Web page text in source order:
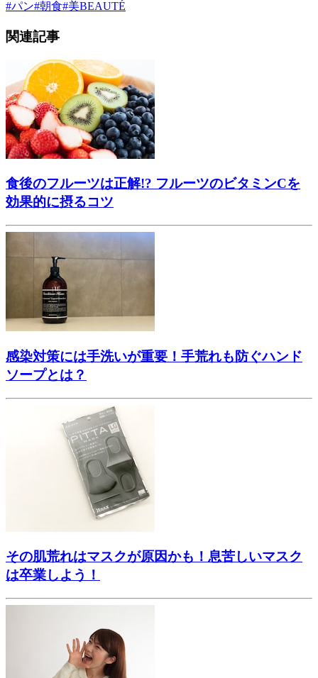
#パン#朝食#美BEAUTÉ
関連記事
食後のフルーツは正解!? フルーツのビタミンCを
効果的に摂るコツ
感染対策には手洗いが重要！手荒れも防ぐハンド
ソープとは？
その肌荒れはマスクが原因かも！息苦しいマスク
は卒業しよう！